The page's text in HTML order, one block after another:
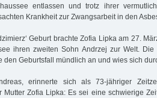
entlassen und trotz ihrer
Krankheit zur Zwangsarbeit in den
Geburt brachte Zofia Lipka am 27.
ihren zweiten Sohn Andrzej zur Welt. Die
den Geburtsfall mündlich an und wies sich
erinnerte sich als 73-jähriger
Mutter Zofia Lipka: Es sei eine schwierige